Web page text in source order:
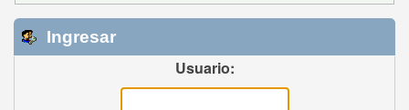
Ingresar
Usuario: